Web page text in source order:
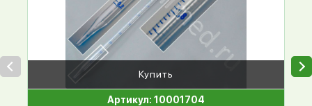
Купить
Артикул: 10001704